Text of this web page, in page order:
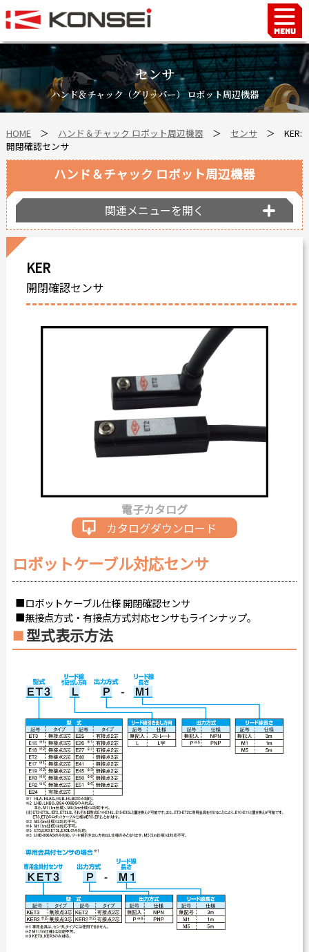
センサ
ハンド＆チャック（グリッパー） ロボット周辺機器
HOME＞ ハンド＆チャック ロボット周辺機器＞ センサ＞ KER:
開閉確認センサ
KER
開閉確認センサ
電子カタログ
カタログダウンロード
ロボットケーブル対応センサ
■ロボットケーブル仕様 開閉確認センサ
■無接点方式・有接点方式対応センサもラインナップ。
型式表示方法
ハンド＆チャック ロボット周辺機器
関連メニューを開く
Home
ハンド＆チャックロボット周辺機器
FAシステム
スマートファクトリーLabo
自動車部品
企業情報
会社沿革
海外拠点
個人情報の取り扱い
最新情報
カタログダウンロード
Chinese